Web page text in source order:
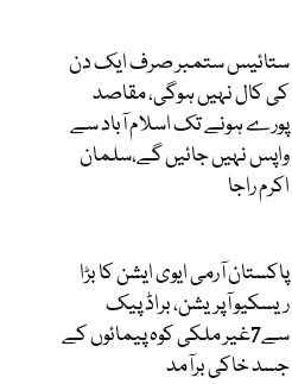
ستائیس ستمبر صرف ایک دن
کی کال نہیں ہوگی، مقاصد
پورے ہونے تک اسلام آباد سے
واپس نہیں جائیں گے،سلمان
اکرم راجا
پاکستان آرمی ایوی ایشن کا بڑا
ریسکیو آپریشن، براڈ پیک
سے7غیر ملکی کوہ پیمائوں کے
جسد خاکی برآمد